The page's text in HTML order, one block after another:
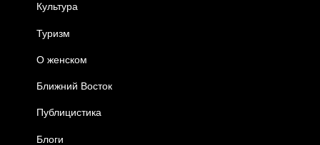
Культура
Туризм
О женском
Ближний Восток
Публицистика
Блоги